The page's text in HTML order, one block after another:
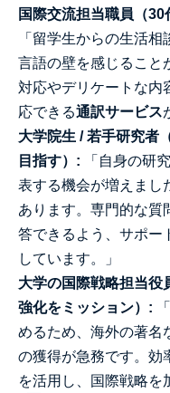
国際交流担当職員（
「留学生からの生活相
言語の壁を感じること
対応やデリケートな内
応できる通訳サービス
大学院生 / 若手研究者
目指す）: 「自身の研
表する機会が増えまし
あります。専門的な質
答できるよう、サポー
しています。」
大学の国際戦略担当役
強化をミッション）:
めるため、海外の著名
の獲得が急務です。効
を活用し、国際戦略を